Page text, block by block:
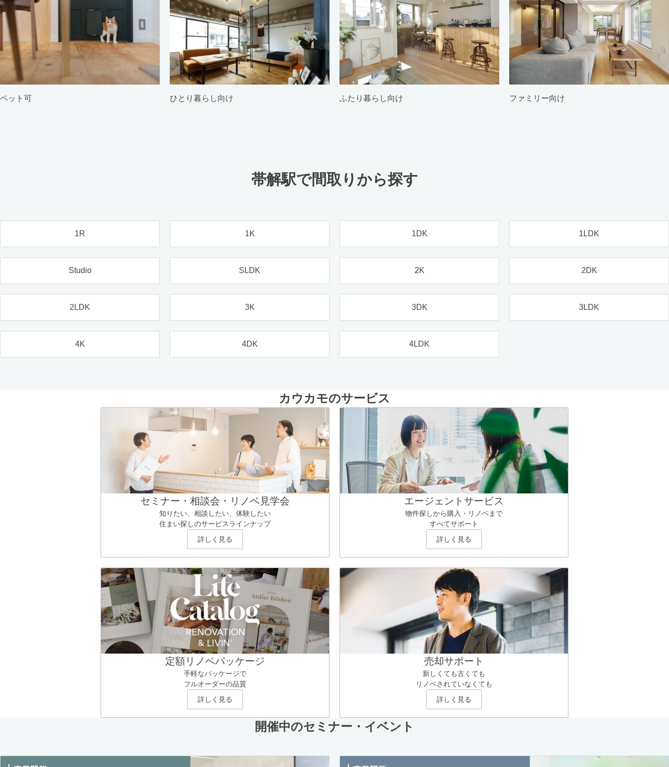
ペット可 ひとり暮らし向け ふたり暮らし向け ファミリー向け
帯解駅で間取りから探す
1R 1K 1DK 1LDK
Studio SLDK 2K 2DK
2LDK 3K 3DK 3LDK
4K 4DK 4LDK
カウカモのサービス
セミナー・相談会・リノベ見学会
知りたい、相談したい、体験したい
住まい探しのサービスラインナップ
詳しく見る
エージェントサービス
物件探しから購入・リノベまで
すべてサポート
詳しく見る
定額リノベパッケージ
手軽なパッケージで
フルオーダーの品質
詳しく見る
売却サポート
新しくても古くても
リノベされていなくても
詳しく見る
開催中のセミナー・イベント